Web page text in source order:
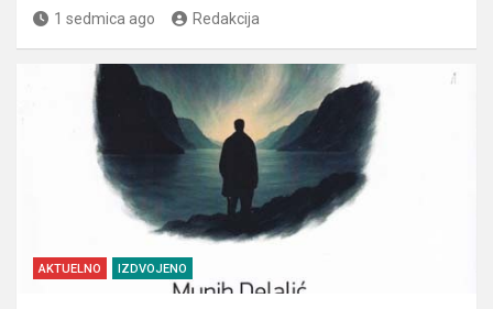
1 sedmica ago Redakcija
AKTUELNO IZDVOJENO